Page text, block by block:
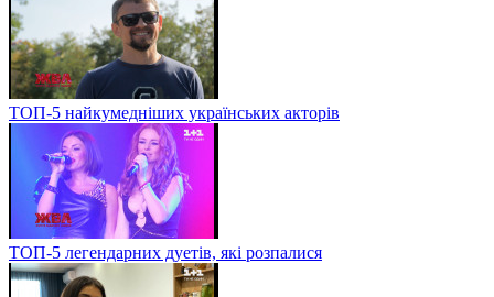
ТОП-5 найкумедніших українських акторів
ТОП-5 легендарних дуетів, які розпалися